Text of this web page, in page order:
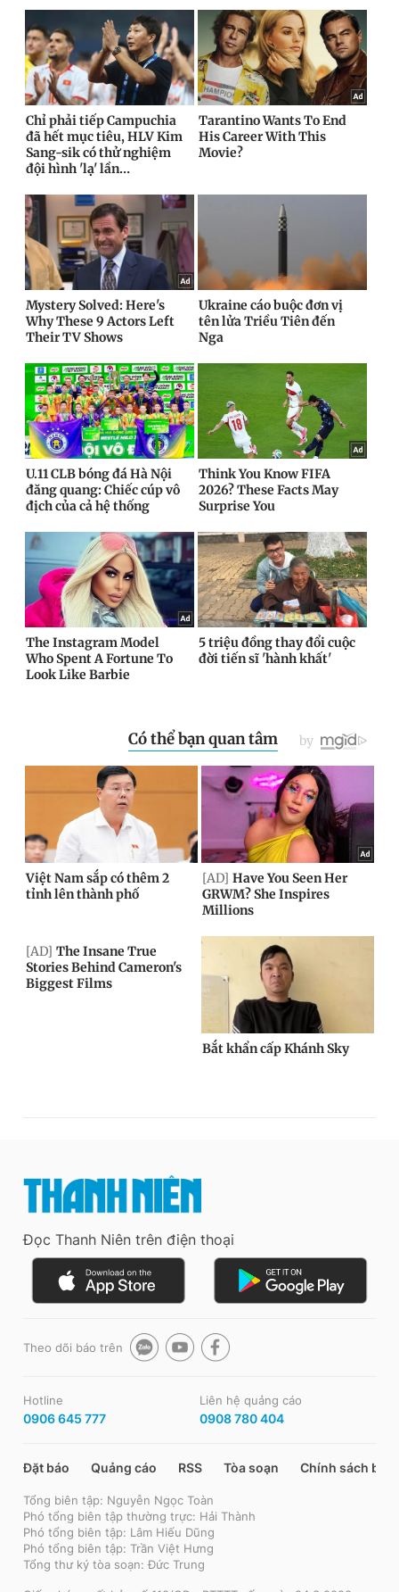
Đọc Thanh Niên trên điện thoại
Theo dõi báo trên
Hotline
0906 645 777
Liên hệ quảng cáo
0908 780 404
Đặt báo Quảng cáo RSS Tòa soạn Chính sách bảo
Tổng biên tập: Nguyễn Ngọc Toàn
Phó tổng biên tập thường trực: Hải Thành
Phó tổng biên tập: Lâm Hiếu Dũng
Phó tổng biên tập: Trần Việt Hưng
Tổng thư ký tòa soạn: Đức Trung